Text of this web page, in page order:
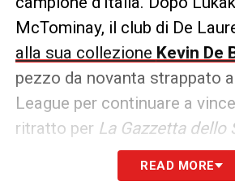
McTominay, il club di De
alla sua collezione Kevin De
pezzo da novanta strappato
League per continuare a
ritratto per La Gazzetta dello
descrive l’arrivo del
l’innesto di un campione che,
READ MORE